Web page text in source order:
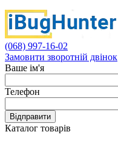
(068) 997-16-02
Замовити зворотній двінок
Ваше ім'я
Телефон
Відправити
Каталог товарів